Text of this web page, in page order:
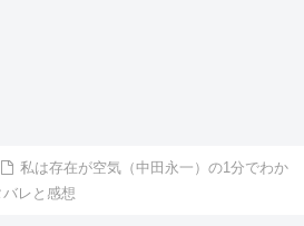
私は存在が空気（中田永一）の1分でわか
レと感想